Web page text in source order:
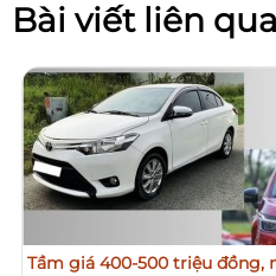
Bài viết liên
Tầm giá 400-500 triệu đồng,